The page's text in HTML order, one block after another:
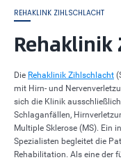
REHAKLINK ZIHLSCHLACHT
Die Rehaklinik Zihlschlacht
mit Hirn- und
sich die Klinik
Schlaganfällen,
Multiple Sklerose (MS). Ein
Spezialisten begleitet die
Rehabilitation. Als eine der